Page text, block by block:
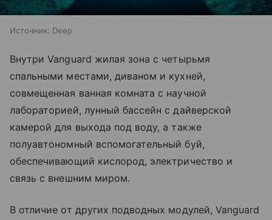
Источник: Deep
Внутри Vanguard жилая зона с четырьмя
спальными местами, диваном и кухней,
совмещенная ванная комната с научной
лабораторией, лунный бассейн с дайверской
камерой для выхода под воду, а также
полуавтономный вспомогательный буй,
обеспечивающий кислород, электричество и
связь с внешним миром.
В отличие от других подводных модулей, Vanguard